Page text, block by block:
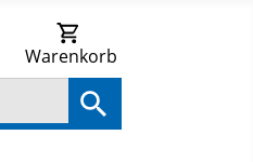
Warenkorb